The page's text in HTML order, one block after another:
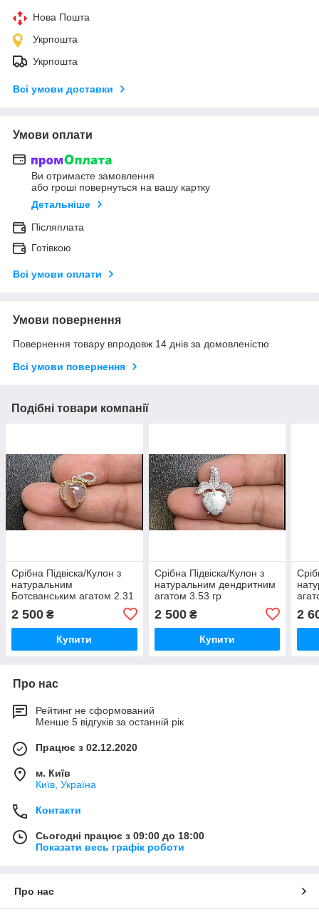
Нова Пошта
Укрпошта
Укрпошта
Всі умови доставки
Умови оплати
Ви отримаєте замовлення
або гроші повернуться на вашу картку
Детальніше
Післяплата
Готівкою
Всі умови оплати
Умови повернення
Повернення товару впродовж 14 днів за домовленістю
Всі умови повернення
Подібні товари компанії
Срібна Підвіска/Кулон з
натуральним
Ботсванським агатом 2.31
2 500 ₴
Купити
Срібна Підвіска/Кулон з
натуральним дендритним
агатом 3.53 гр
2 500₴
Купити
2
Про нас
Рейтинг не сформований
Менше 5 відгуків за останній рік
Працює з 02.12.2020
м. Київ
Київ, Україна
Контакти
Сьогодні працює з 09:00 до 18:00
Показати весь графік роботи
Про нас